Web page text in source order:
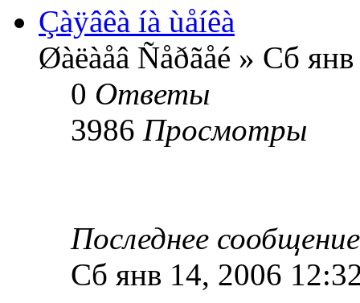
Çàÿâêà íà ùåíêà
Øàëàåâ Ñåðãåé » Сб
0 Ответы
3986 Просмотры
Последнее
Сб янв 14, 2006